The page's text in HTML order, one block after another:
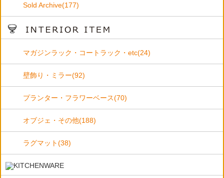
Sold Archive(177)
マガジンラック・コートラック・etc(24)
壁飾り・ミラー(92)
プランター・フラワーベース(70)
オブジェ・その他(188)
ラグマット(38)